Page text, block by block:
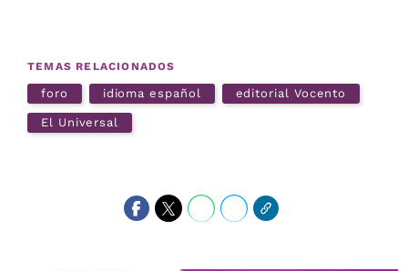
TEMAS RELACIONADOS
foro idioma español editorial Vocento
El Universal